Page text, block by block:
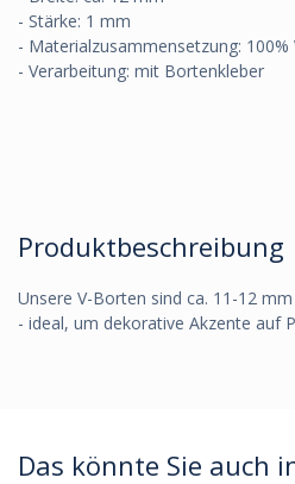
- Stärke: 1 mm
- Materialzusammensetzung: 100%
- Verarbeitung: mit Bortenkleber
Produktbeschreibung
Unsere V-Borten sind ca. 11-12
- ideal, um dekorative Akzente auf
Das könnte Sie auch